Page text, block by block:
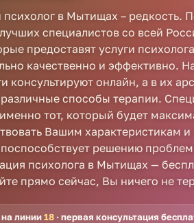
в Мытищах – редкость.
специалистов со всей
предоставят услуги
качественно и эффективно.
консультируют онлайн, а в их
способы терапии.
тот, который будет
Вашим характеристикам
решению
психолога в Мытищах —
прямо сейчас, Вы ничего не
линии18 · первая консультация